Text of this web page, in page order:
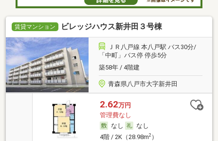
賃貸マンション ビレッジハウス新井田３号棟
ＪＲ八戸線 本八戸駅 バス30分/
「中町」バス停 停歩5分
築58年 / 4階建
青森県八戸市大字新井田
2.62万円
管理費なし
なし
なし
4階 / 2K（28.98m2）